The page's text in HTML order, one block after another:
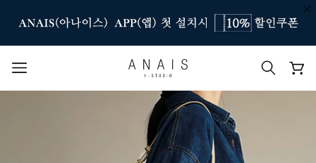
인기 검색어
#신상7%할인 #아나이스 제작